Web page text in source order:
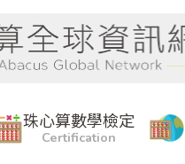
珠心算數學檢定
Certification